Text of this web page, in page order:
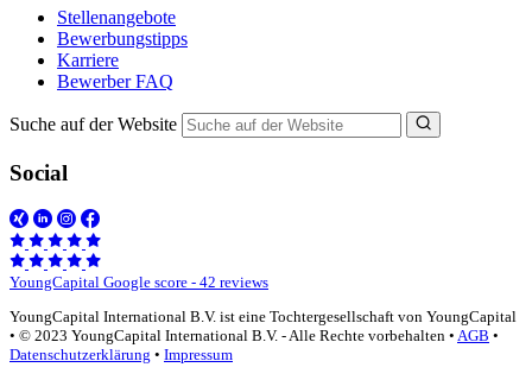
Stellenangebote
Bewerbungstipps
Karriere
Bewerber FAQ
Suche auf der Website
Social
YoungCapital Google score - 42 reviews
YoungCapital International B.V. ist eine Tochtergesellschaft von YoungCapital
• © 2023 YoungCapital International B.V. - Alle Rechte vorbehalten • AGB •
Datenschutzerklärung • Impressum